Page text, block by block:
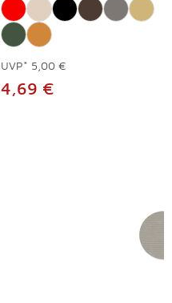
UVP* 5,00 €
4,69 €